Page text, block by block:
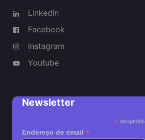
LinkedIn
Facebook
Instagram
Youtube
Newsletter
*obrigatório
Endereço de email *